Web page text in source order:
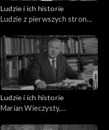
Ludzie i ich historie
Ludzie z pierwszych stron
Ludzie i ich historie
Marian Wieczysty,